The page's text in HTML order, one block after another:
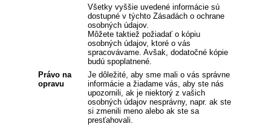
Všetky vyššie uvedené informácie sú
dostupné v týchto Zásadách o ochrane
osobných údajov.
Môžete taktiež požiadať o kópiu
osobných údajov, ktoré o vás
spracovávame. Avšak, dodatočné kópie
budú spoplatnené.
Právo na
opravu
Je dôležité, aby sme mali o vás správne
informácie a žiadame vás, aby ste nás
upozornili, ak je niektorý z vašich
osobných údajov nesprávny, napr. ak ste
si zmenili meno alebo ak ste sa
presťahovali.